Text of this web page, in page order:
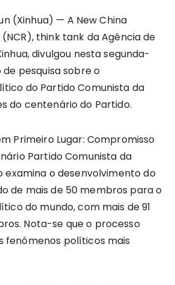
(Xinhua) — A New China
think tank da Agência de
divulgou nesta segunda-
pesquisa sobre o
do Partido Comunista da
do centenário do Partido.
Primeiro Lugar: Compromisso
Partido Comunista da
examina o desenvolvimento do
de mais de 50 membros para o
do mundo, com mais de 91
Nota-se que o processo
fenômenos políticos mais